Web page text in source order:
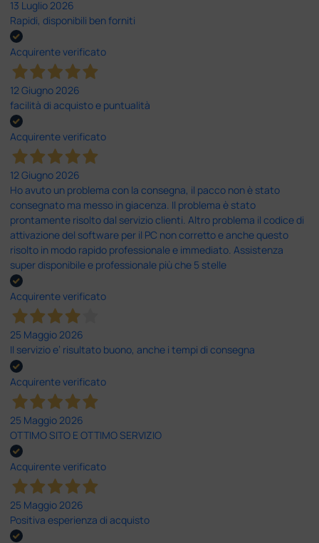
13 Luglio 2026
Rapidi, disponibili ben forniti
Acquirente verificato
12 Giugno 2026
facilità di acquisto e puntualità
Acquirente verificato
12 Giugno 2026
Ho avuto un problema con la consegna, il pacco non è stato
consegnato ma messo in giacenza. Il problema è stato
prontamente risolto dal servizio clienti. Altro problema il codice di
attivazione del software per il PC non corretto e anche questo
risolto in modo rapido professionale e immediato. Assistenza
super disponibile e professionale più che 5 stelle
Acquirente verificato
25 Maggio 2026
Il servizio e’ risultato buono, anche i tempi di consegna
Acquirente verificato
25 Maggio 2026
OTTIMO SITO E OTTIMO SERVIZIO
Acquirente verificato
25 Maggio 2026
Positiva esperienza di acquisto